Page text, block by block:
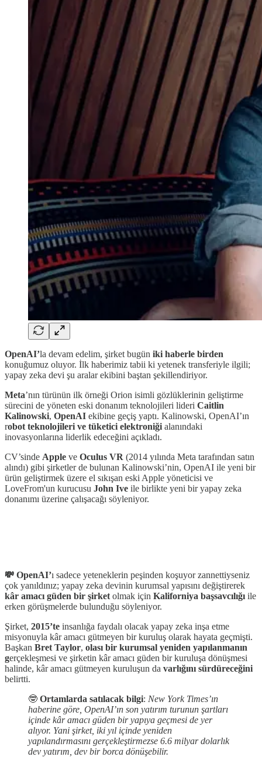
OpenAI’la devam edelim, şirket bugün iki haberle birden
konuğumuz oluyor. İlk haberimiz tabii ki yetenek transferiyle ilgili;
yapay zeka devi şu aralar ekibini baştan şekillendiriyor.
Meta’nın türünün ilk örneği Orion isimli gözlüklerinin geliştirme
sürecini de yöneten eski donanım teknolojileri lideri Caitlin
Kalinowski, OpenAI ekibine geçiş yaptı. Kalinowski, OpenAI’ın
robot teknolojileri ve tüketici elektroniği alanındaki
inovasyonlarına liderlik edeceğini açıkladı.
CV’sinde Apple ve Oculus VR (2014 yılında Meta tarafından satın
alındı) gibi şirketler de bulunan Kalinowski’nin, OpenAI ile yeni bir
ürün geliştirmek üzere el sıkışan eski Apple yöneticisi ve
LoveFrom'un kurucusu John Ive ile birlikte yeni bir yapay zeka
donanımı üzerine çalışacağı söyleniyor.
💸 OpenAI’ı sadece yeteneklerin peşinden koşuyor zannettiyseniz
çok yanıldınız; yapay zeka devinin kurumsal yapısını değiştirerek
kâr amacı güden bir şirket olmak için Kaliforniya başsavcılığı ile
erken görüşmelerde bulunduğu söyleniyor.
Şirket, 2015’te insanlığa faydalı olacak yapay zeka inşa etme
misyonuyla kâr amacı gütmeyen bir kuruluş olarak hayata geçmişti.
Başkan Bret Taylor, olası bir kurumsal yeniden yapılanmanın
gerçekleşmesi ve şirketin kâr amacı güden bir kuruluşa dönüşmesi
halinde, kâr amacı gütmeyen kuruluşun da varlığını sürdüreceğini
belirtti.
🤓 Ortamlarda satılacak bilgi: New York Times’ın
haberine göre, OpenAI’ın son yatırım turunun şartları
içinde kâr amacı güden bir yapıya geçmesi de yer
alıyor. Yani şirket, iki yıl içinde yeniden
yapılandırmasını gerçekleştirmezse 6.6 milyar dolarlık
dev yatırım, dev bir borca dönüşebilir.